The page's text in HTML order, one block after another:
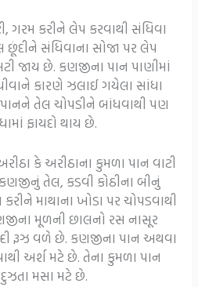
ગરમ કરીને લેપ કરવાથી સંધિવા
સંધિવાના સોજા પર લેપ
જાય છે. કણજીના પાન પાણીમાં
કારણે ઝલાઈ ગયેલા સાંધા
તેલ ચોપડીને બાંધવાથી પણ
ફાયદો થાય છે.
કે અરીઠાના કુમળા પાન વાટી
તેલ, કડવી કોઠીના બીનું
માથાના ખોડા પર ચોપડવાથી
મૂળની છાલનો રસ નાસૂર
રૂઝ વળે છે. કણજીના પાન અથવા
અર્શ મટે છે. તેના કુમળા પાન
મસા મટે છે.